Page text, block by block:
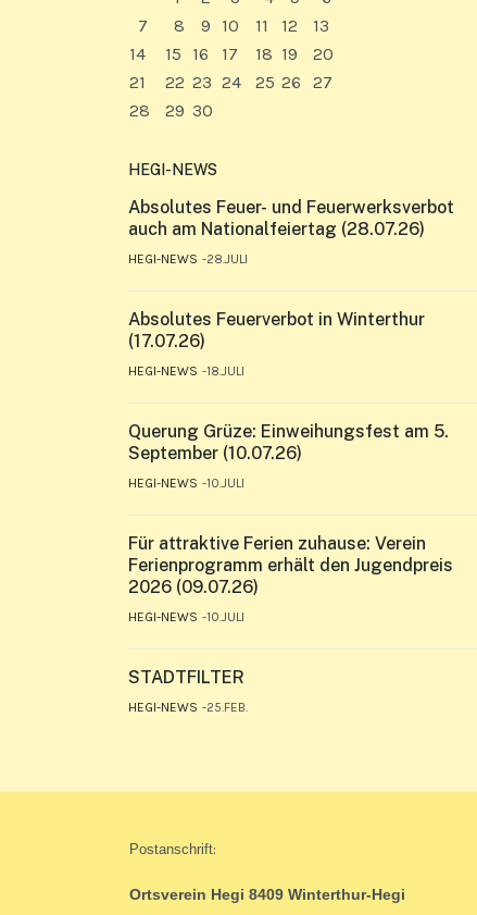
7
8 9 10 11 12
13
14
15 16 17 18 19
20
21
22 23 24 25 26
27
28
29 30
HEGI-NEWS
Absolutes Feuer- und Feuerwerksverbot
auch am Nationalfeiertag (28.07.26)
HEGI-NEWS 28.JULI
Absolutes Feuerverbot in Winterthur
(17.07.26)
HEGI-NEWS 18.JULI
Querung Grüze: Einweihungsfest am 5.
September (10.07.26)
HEGI-NEWS 10.JULI
Für attraktive Ferien zuhause: Verein
Ferienprogramm erhält den Jugendpreis
2026 (09.07.26)
HEGI-NEWS 10.JULI
STADTFILTER
HEGI-NEWS 25.FEB.
Postanschrift:
Ortsverein Hegi 8409 Winterthur-Hegi